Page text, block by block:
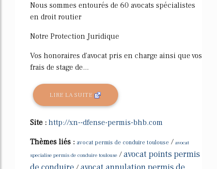
Nous sommes entourés de 60 avocats spécialistes
en droit routier
Notre Protection Juridique
Vos honoraires d'avocat pris en charge ainsi que vos
frais de stage de...
LIRE LA SUITE
Site : http://xn--dfense-permis-bhb.com
Thèmes liés : avocat permis de conduire toulouse / avocat
specialise permis de conduire toulouse /avocat points permis